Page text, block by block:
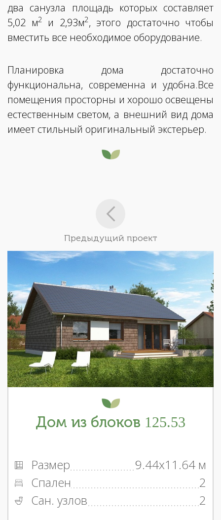
два санузла площадь которых составляет
5,02 м2 и 2,93м2, этого достаточно чтобы
вместить все необходимое оборудование.
Планировка дома достаточно
функциональна, современна и удобна.Все
помещения просторны и хорошо освещены
естественным светом, а внешний вид дома
имеет стильный оригинальный экстерьер.
Предыдущий проект
Дом из блоков 125.53
Размер
9.44x11.64 м
Спален
2
Сан. узлов
2